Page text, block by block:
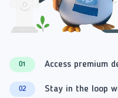
01 Access premium
02 Stay in the loop